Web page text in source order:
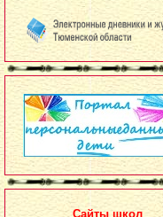
Сайты школ